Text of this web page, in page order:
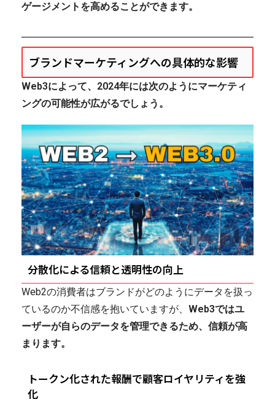
ゲージメントを高めることができます。
ブランドマーケティングへの具体的な影響
Web3によって、2024年には次のようにマーケティ
ングの可能性が広がるでしょう。
分散化による信頼と透明性の向上
Web2の消費者はブランドがどのようにデータを扱っ
ているのか不信感を抱いていますが、 Web3ではユ
ーザーが自らのデータを管理できるため、信頼が高
まります。
トークン化された報酬で顧客ロイヤリティを強
化